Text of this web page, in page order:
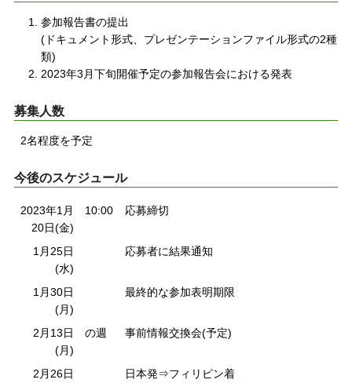
参加報告書の提出
(ドキュメント形式、プレゼンテーションファイル形式の2種
類)
2023年3月下旬開催予定の参加報告会における発表
募集人数
2名程度を予定
今後のスケジュール
2023年1月
20日(金)
10:00 応募締切
1月25日
(水)
応募者に結果通知
1月30日
(月)
最終的な参加表明期限
2月13日
(月)
の週 事前情報交換会(予定)
2月26日
日本発⇒フィリピン着